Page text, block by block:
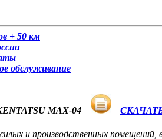
+ 50 км
обслуживание
MAX-04
и производственных помещений,